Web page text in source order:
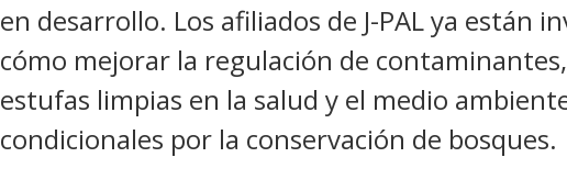
en desarrollo. Los afiliados de J-PAL ya están
cómo mejorar la regulación de
estufas limpias en la salud y el medio
condicionales por la conservación de bosques.